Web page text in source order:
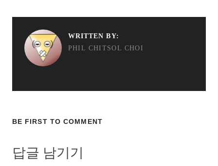
WRITTEN BY:
PHIL CHITSOL CHOI
BE FIRST TO COMMENT
답글 남기기